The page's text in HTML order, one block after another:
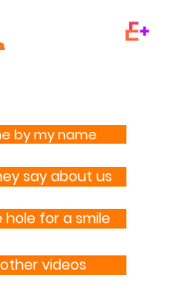
by my name
say about us
hole for a smile
videos